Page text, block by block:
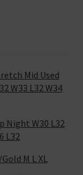
Mid Used
W33 L32 W34
Night W30 L32
L32
M L XL